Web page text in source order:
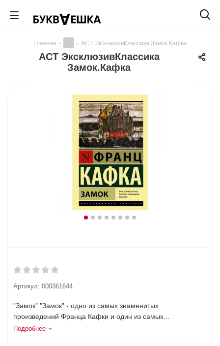
Главная - - АСТ ЭксклюзивКлассика Замок.Кафка
АСТ ЭксклюзивКлассика
Замок.Кафка
Артикул: 000361644
"Замок" "Замок" - одно из самых знаменитых
произведений Франца Кафки и один из самых...
Подробнее